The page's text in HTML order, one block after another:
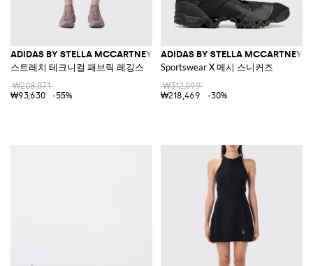
ADIDAS BY STELLA MCCARTNEY
스트레치 테크니컬 패브릭 레깅스
₩208,071
₩93,630
-55%
ADIDAS BY STELLA MCCARTNEY
Sportswear X 메시 스니커즈
₩312,099
₩218,469
-30%